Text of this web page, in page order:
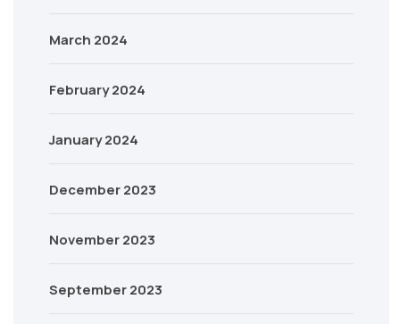
March 2024
February 2024
January 2024
December 2023
November 2023
September 2023